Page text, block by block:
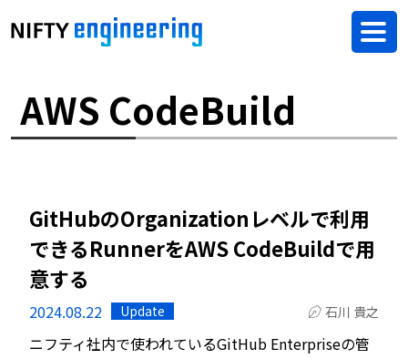
AWS CodeBuild
GitHubのOrganizationレベルで利用
できるRunnerをAWS CodeBuildで用
意する
2024.08.22 Update 石川 貴之
ニフティ社内で使われているGitHub Enterpriseの管